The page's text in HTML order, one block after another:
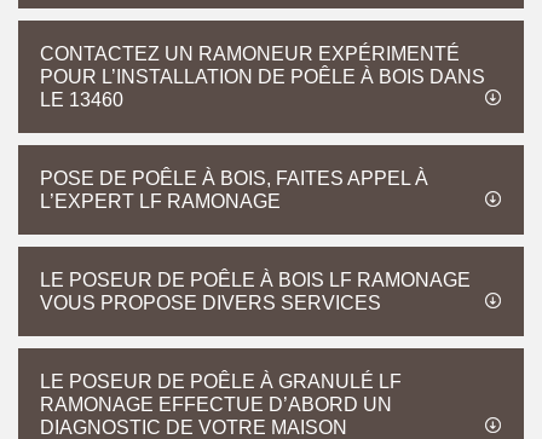
CONTACTEZ UN RAMONEUR EXPÉRIMENTÉ
POUR L’INSTALLATION DE POÊLE À BOIS DANS
LE 13460
POSE DE POÊLE À BOIS, FAITES APPEL À
L’EXPERT LF RAMONAGE
LE POSEUR DE POÊLE À BOIS LF RAMONAGE
VOUS PROPOSE DIVERS SERVICES
LE POSEUR DE POÊLE À GRANULÉ LF
RAMONAGE EFFECTUE D’ABORD UN
DIAGNOSTIC DE VOTRE MAISON